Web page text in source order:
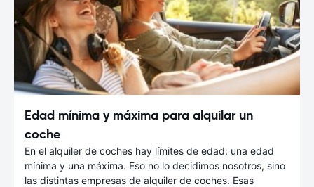
Edad mínima y máxima para alquilar un
coche
En el alquiler de coches hay límites de edad: una edad
mínima y una máxima. Eso no lo decidimos nosotros, sino
las distintas empresas de alquiler de coches. Esas